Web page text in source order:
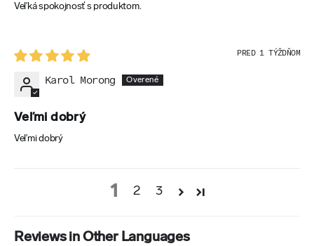
Veľká spokojnosť s produktom.
PRED 1 TÝŽDŇOM
Karol Morong
Veľmi dobrý
Veľmi dobrý
1 2 3
Reviews in Other Languages